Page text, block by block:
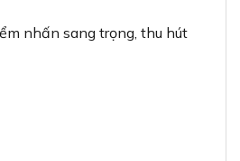
nhấn sang trọng, thu hút